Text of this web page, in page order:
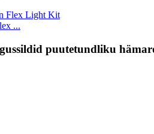
...
puutetundliku